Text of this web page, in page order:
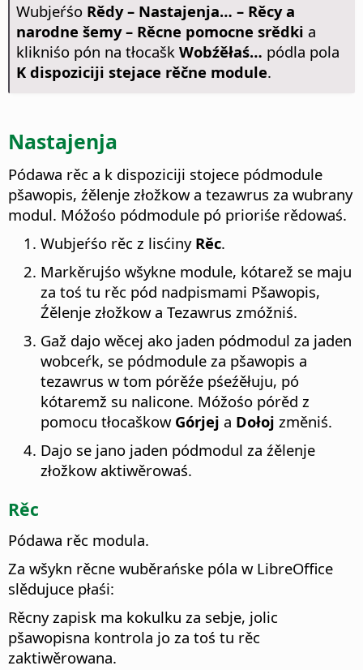
Wubjeŕśo Rědy – Nastajenja… – Rěcy a
narodne šemy – Rěcne pomocne srědki a
klikniśo pón na tłocašk Wobźěłaś… pódla pola
K dispoziciji stejace rěčne module.
Nastajenja
Pódawa rěc a k dispoziciji stojece pódmodule
pšawopis, źělenje złožkow a tezawrus za wubrany
modul. Móžośo pódmodule pó prioriśe rědowaś.
Wubjeŕśo rěc z lisćiny Rěc.
Markěrujśo wšykne module, kótarež se maju
za toś tu rěc pód nadpismami Pšawopis,
Źělenje złožkow a Tezawrus zmóžniś.
Gaž dajo wěcej ako jaden pódmodul za jaden
wobceŕk, se pódmodule za pšawopis a
tezawrus w tom pórěźe pśeźěłuju, pó
kótaremž su nalicone. Móžośo pórěd z
pomocu tłocaškow Górjej a Dołoj změniś.
Dajo se jano jaden pódmodul za źělenje
złožkow aktiwěrowaś.
Rěc
Pódawa rěc modula.
Za wšykn rěcne wuběrańske póla w LibreOffice
slědujuce płaśi:
Rěcny zapisk ma kokulku za sebje, jolic
pšawopisna kontrola jo za toś tu rěc
zaktiwěrowana.